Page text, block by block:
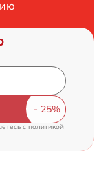
cполитикой